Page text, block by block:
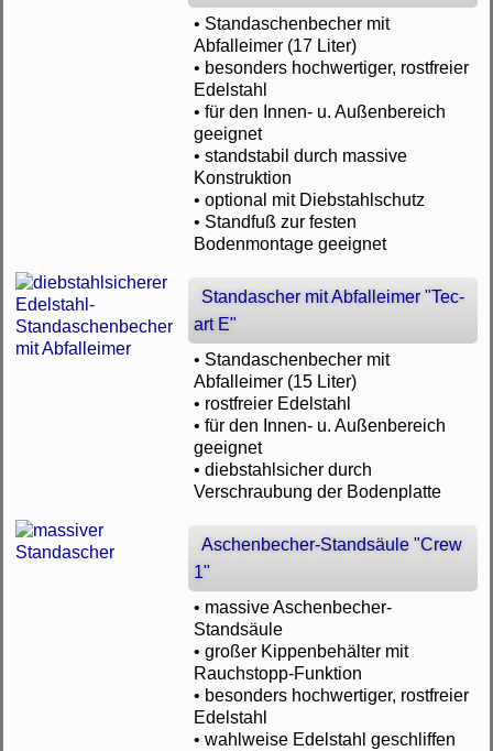
• Standaschenbecher mit
Abfalleimer (17 Liter)
• besonders hochwertiger, rostfreier
Edelstahl
• für den Innen- u. Außenbereich
geeignet
• standstabil durch massive
Konstruktion
• optional mit Diebstahlschutz
• Standfuß zur festen
Bodenmontage geeignet
Standascher mit Abfalleimer "Tec-
art E"
• Standaschenbecher mit
Abfalleimer (15 Liter)
• rostfreier Edelstahl
• für den Innen- u. Außenbereich
geeignet
• diebstahlsicher durch
Verschraubung der Bodenplatte
Aschenbecher-Standsäule "Crew
1"
• massive Aschenbecher-
Standsäule
• großer Kippenbehälter mit
Rauchstopp-Funktion
• besonders hochwertiger, rostfreier
Edelstahl
• wahlweise Edelstahl geschliffen